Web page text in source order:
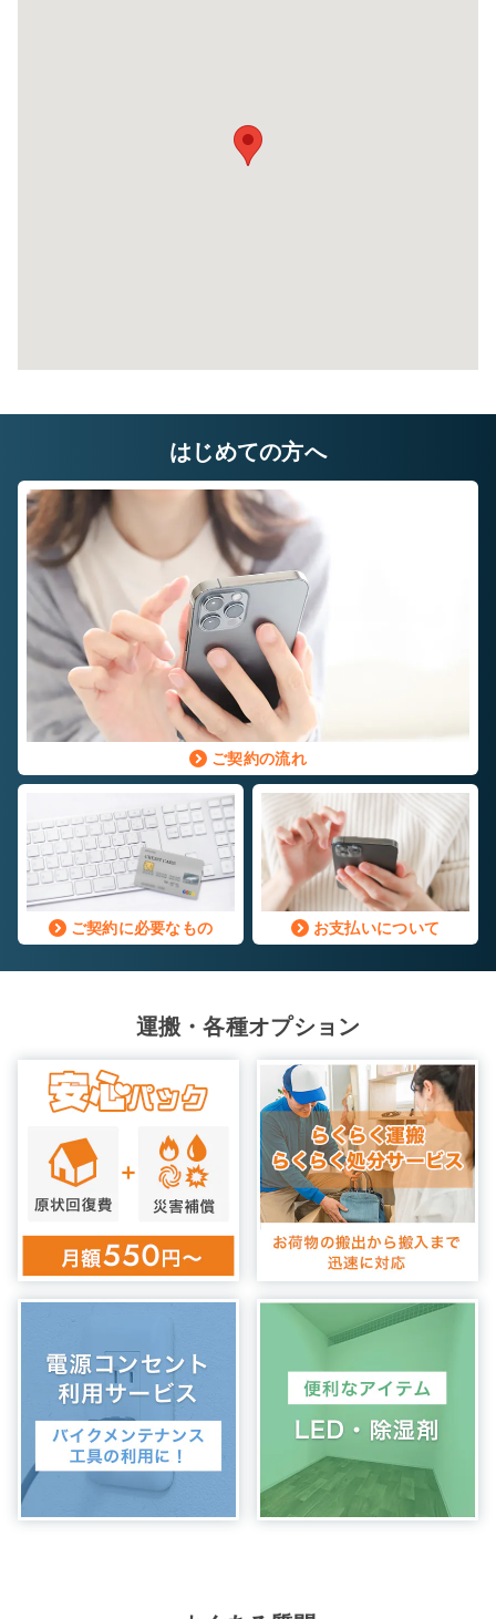
幅×奥行×高さ(㎝)
220×580×220
はじめての方へ
ご契約の流れ
ご契約に必要なもの お支払いについて
運搬・各種オプション